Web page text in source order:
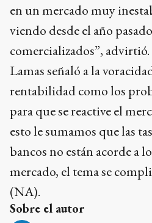
en un mercado muy
viendo desde el año
comercializados”, advirtió.
Lamas señaló a la
rentabilidad como los
para que se reactive el
esto le sumamos que las
bancos no están acorde a
mercado, el tema se
(NA).
Sobre el autor